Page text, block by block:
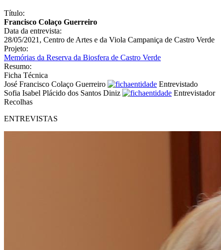
Título:
Francisco Colaço Guerreiro
Data da entrevista:
28/05/2021, Centro de Artes e da Viola Campaniça de Castro Verde
Projeto:
Memórias da Reserva da Biosfera de Castro Verde
Resumo:
Ficha Técnica
José Francisco Colaço Guerreiro
Entrevistado
Sofia Isabel Plácido dos Santos Diniz
Entrevistador
Recolhas
ENTREVISTAS